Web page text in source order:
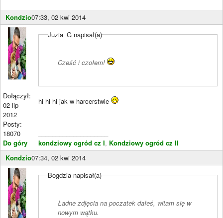
Kondzio07:33, 02 kwi 2014
Dołączył:
02 lip
2012
Posty:
18070
Do góry
Juzia_G napisał(a)
Cześć i czołem!
hi hi hi jak w harcerstwie
kondziowy ogród cz I, Kondziowy ogród cz II
Kondzio07:34, 02 kwi 2014
Bogdzia napisał(a)
Ładne zdjęcia na poczatek dałeś, witam się w
nowym wątku.